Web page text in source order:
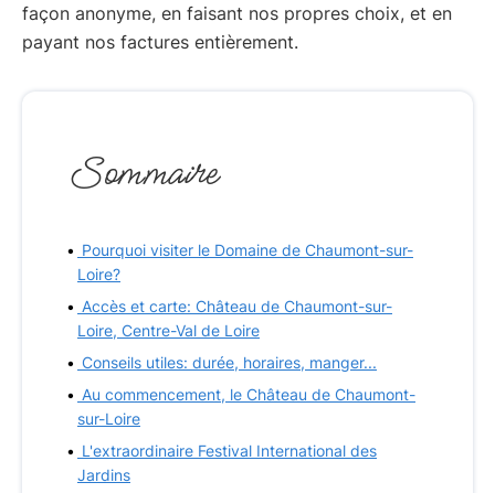
façon anonyme, en faisant nos propres choix, et en
payant nos factures entièrement.
Sommaire
Pourquoi visiter le Domaine de Chaumont-sur-
Loire?
Accès et carte: Château de Chaumont-sur-
Loire, Centre-Val de Loire
Conseils utiles: durée, horaires, manger...
Au commencement, le Château de Chaumont-
sur-Loire
L'extraordinaire Festival International des
Jardins